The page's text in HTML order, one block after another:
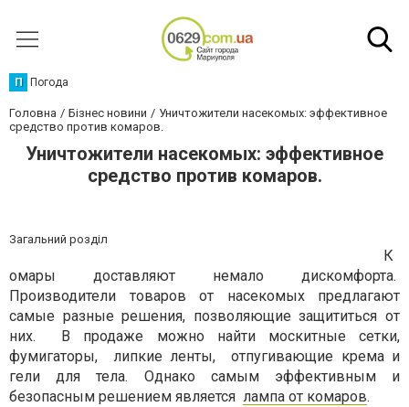
П Погода
Головна Бізнес новини
Уничтожители насекомых: эффективное
средство против комаров.
Уничтожители насекомых: эффективное
средство против комаров.
Загальний розділ
К
омары доставляют немало дискомфорта.
Производители товаров от насекомых предлагают
самые разные решения, позволяющие защититься от
них.
В продаже можно найти москитные сетки,
фумигаторы,
липкие ленты,
отпугивающие крема и
гели для тела. Однако самым эффективным и
безопасным решением является лампа от комаров.